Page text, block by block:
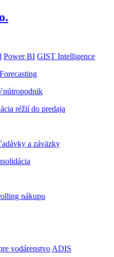
Power BI GIST Intelligence
Forecasting
réžií do predaja
a záväzky
nákupu
vodárenstvo ADIS